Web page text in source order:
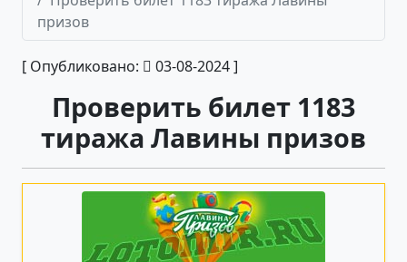
призов
[ Опубликовано: 03-08-2024 ]
Проверить билет 1183
тиража Лавины призов